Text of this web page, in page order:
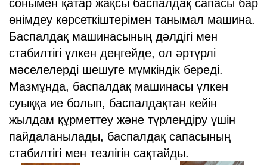
сонымен қатар жақсы баспалдақ сапасы бар
өнімдеу көрсеткіштерімен танымал машина.
Баспалдақ машинасының дәлдігі мен
стабилтігі үлкен деңгейде, ол әртүрлі
мәселелерді шешуге мүмкіндік береді.
Мазмұнда, баспалдақ машинасы үлкен
суыққа ие болып, баспалдақтан кейін
жылдам құрметтеу және түрлендіру үшін
пайдаланылады, баспалдақ сапасының
стабилтігі мен тезлігін сақтайды.